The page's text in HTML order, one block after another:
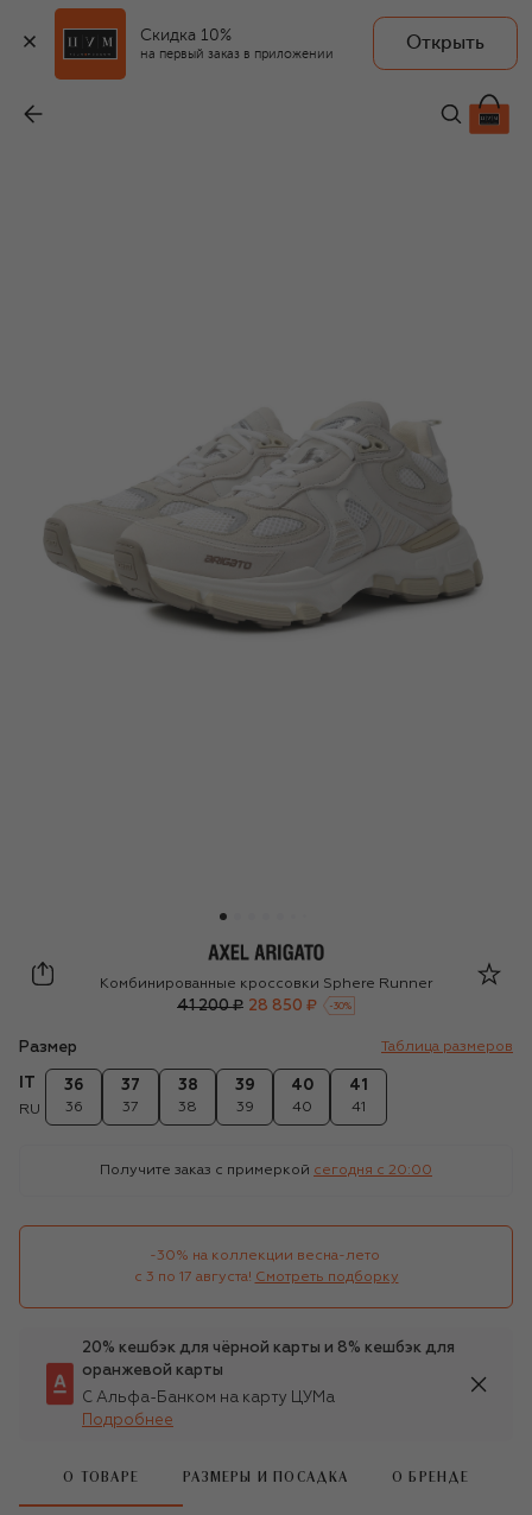
Скидка 10%
на первый заказ в приложении
Открыть
28 850 ₽
Axel Arigato
Комбинированные кроссовки Sphere Runner
41 200 ₽ 28 850 ₽ -30%
Размер Таблица размеров
RU
36
36
37
37
38
38
39
39
40
40
41
41
Получите заказ с примеркой сегодня c 20:00
-30% на коллекции весна-лето
с 3 по 17 августа! Смотреть подборку
20% кешбэк для чёрной карты и 8% кешбэк для
оранжевой карты
С Альфа-Банком на карту ЦУМа
Подробнее
О ТОВАРЕ РАЗМЕРЫ И ПОСАДКА О БРЕНДЕ